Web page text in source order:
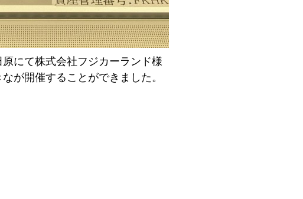
にて株式会社フジカーランド様
が開催することができました。